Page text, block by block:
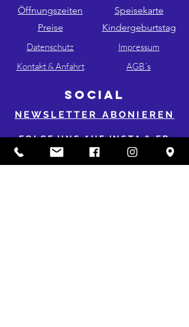
Öffnungszeiten
Preise
Datenschutz
Kontakt & Anfahrt
Speisekarte
Kindergeburtstag
Impressum
AGB´s
SOCIAL
NEWSLETTER ABONIEREN
FOLGE UNS AUF INSTA & FB